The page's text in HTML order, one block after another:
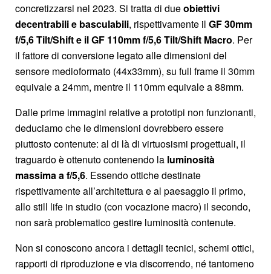
concretizzarsi nel 2023. Si tratta di dueobiettivi
decentrabili e basculabili, rispettivamente il GF 30mm
f/5,6 Tilt/Shift e il GF 110mm f/5,6 Tilt/Shift Macro. Per
il fattore di conversione legato alle dimensioni del
sensore medioformato (44x33mm), su full frame il 30mm
equivale a 24mm, mentre il 110mm equivale a 88mm.
Dalle prime immagini relative a prototipi non funzionanti,
deduciamo che le dimensioni dovrebbero essere
piuttosto contenute: al di là di virtuosismi progettuali, il
traguardo è ottenuto contenendo la luminosità
massima a f/5,6. Essendo ottiche destinate
rispettivamente all’architettura e al paesaggio il primo,
allo still life in studio (con vocazione macro) il secondo,
non sarà problematico gestire luminosità contenute.
Non si conoscono ancora i dettagli tecnici, schemi ottici,
rapporti di riproduzione e via discorrendo, né tantomeno